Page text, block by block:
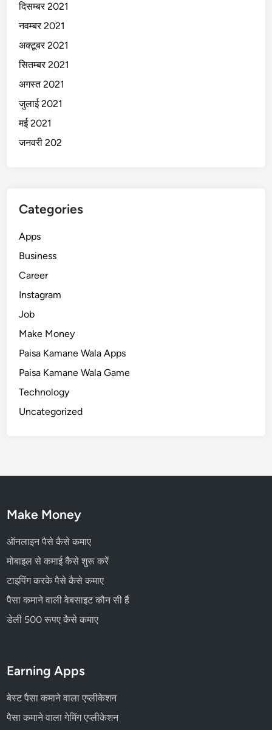
दिसम्बर 2021
नवम्बर 2021
अक्टूबर 2021
सितम्बर 2021
अगस्त 2021
जुलाई 2021
मई 2021
जनवरी 202
Categories
Apps
Business
Career
Instagram
Job
Make Money
Paisa Kamane Wala Apps
Paisa Kamane Wala Game
Technology
Uncategorized
Make Money
ऑनलाइन पैसे कैसे कमाए
मोबाइल से कमाई कैसे शुरू करें
टाइपिंग करके पैसे कैसे कमाए
पैसा कमाने वाली वेबसाइट कौन सी हैं
डेली 500 रूपए कैसे कमाए
Earning Apps
बेस्ट पैसा कमाने वाला एप्लीकेशन
पैसा कमाने वाला गेमिंग एप्लीकेशन